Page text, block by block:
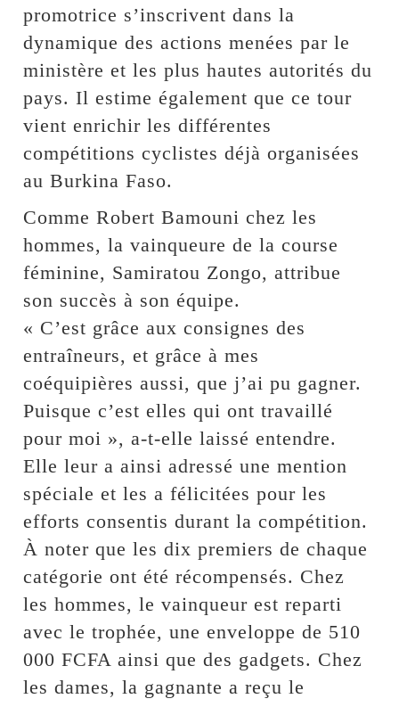
promotrice s’inscrivent dans la
dynamique des actions menées par le
ministère et les plus hautes autorités du
pays. Il estime également que ce tour
vient enrichir les différentes
compétitions cyclistes déjà organisées
au Burkina Faso.
Comme Robert Bamouni chez les
hommes, la vainqueure de la course
féminine, Samiratou Zongo, attribue
son succès à son équipe.
« C’est grâce aux consignes des
entraîneurs, et grâce à mes
coéquipières aussi, que j’ai pu gagner.
Puisque c’est elles qui ont travaillé
pour moi », a-t-elle laissé entendre.
Elle leur a ainsi adressé une mention
spéciale et les a félicitées pour les
efforts consentis durant la compétition.
À noter que les dix premiers de chaque
catégorie ont été récompensés. Chez
les hommes, le vainqueur est reparti
avec le trophée, une enveloppe de 510
000 FCFA ainsi que des gadgets. Chez
les dames, la gagnante a reçu le